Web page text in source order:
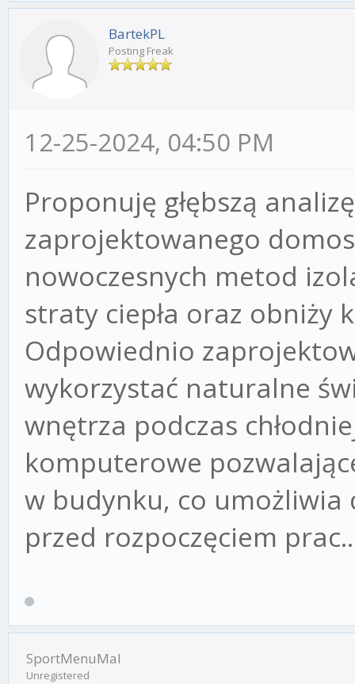
BartekPL
Posting Freak
12-25-2024, 04:50 PM
Proponuję głębszą
zaprojektowanego
nowoczesnych metod
straty ciepła oraz obniży
Odpowiednio
wykorzystać naturalne
wnętrza podczas
komputerowe
w budynku, co
przed rozpoczęciem
SportMenuMal
Unregistered